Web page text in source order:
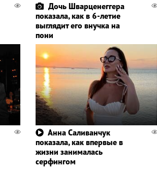
Дочь Шварценеггера
показала, как в 6-летие
выглядит его внучка на
пони
Анна Саливанчук
показала, как впервые в
жизни занималась
серфингом